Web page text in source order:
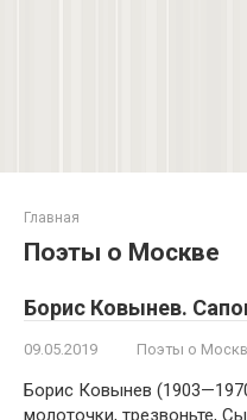
Главная
Поэты о Москве
Борис Ковынев.
09.05.2019 Поэты о
Борис Ковынев